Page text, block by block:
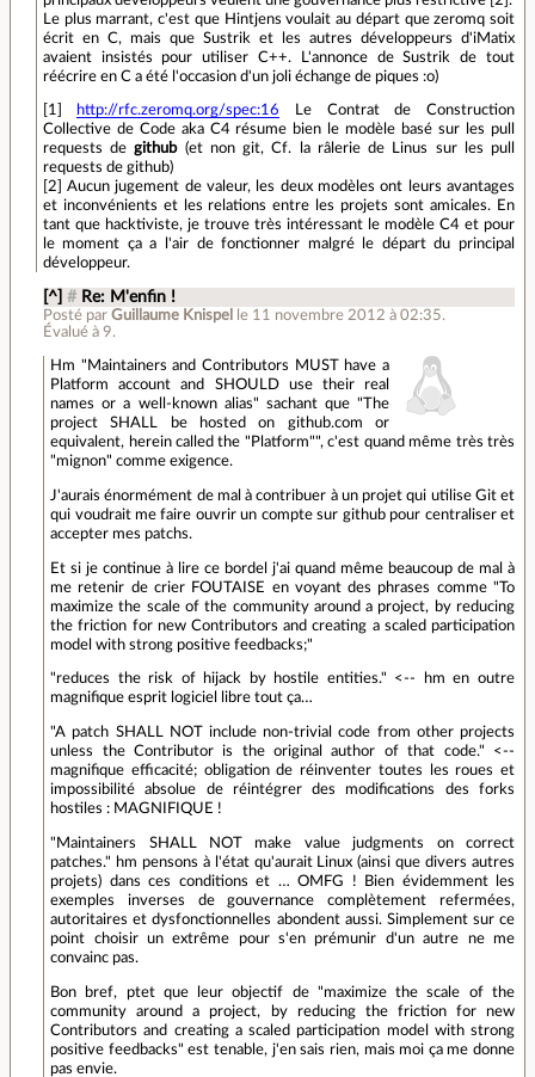
Le plus marrant, c'est que Hintjens voulait au départ que zeromq soit
écrit en C, mais que Sustrik et les autres développeurs d'iMatix
avaient insistés pour utiliser C++. L'annonce de Sustrik de tout
réécrire en C a été l'occasion d'un joli échange de piques :o)
[1] http://rfc.zeromq.org/spec:16
Le Contrat de Construction
Collective de Code aka C4 résume bien le modèle basé sur les pull
requests degithub(et non git, Cf. la râlerie de Linus sur les pull
requests de github)
[2] Aucun jugement de valeur, les deux modèles ont leurs avantages
et inconvénients et les relations entre les projets sont amicales. En
tant que hacktiviste, je trouve très intéressant le modèle C4 et pour
le moment ça a l'air de fonctionner malgré le départ du principal
développeur.
[^] # Re: M'enfin !
Posté parGuillaume Knispel le 11 novembre 2012 à 02:35.
Évalué à9.
Hm "Maintainers and Contributors MUST have a
Platform account and SHOULD use their real
names or a well-known alias" sachant que "The
project SHALL be hosted on github.com or
equivalent, herein called the "Platform"", c'est quand même très très
"mignon" comme exigence.
J'aurais énormément de mal à contribuer à un projet qui utilise Git et
qui voudrait me faire ouvrir un compte sur github pour centraliser et
accepter mes patchs.
Et si je continue à lire ce bordel j'ai quand même beaucoup de mal à
me retenir de crier FOUTAISE en voyant des phrases comme "To
maximize the scale of the community around a project, by reducing
the friction for new Contributors and creating a scaled participation
model with strong positive feedbacks;"
"reduces the risk of hijack by hostile entities." <-- hm en outre
magnifique esprit logiciel libre tout ça…
"A patch SHALL NOT include non-trivial code from other projects
unless the Contributor is the original author of that code." <--
magnifique efficacité; obligation de réinventer toutes les roues et
impossibilité absolue de réintégrer des modifications des forks
hostiles : MAGNIFIQUE !
"Maintainers SHALL NOT make value judgments on correct
patches." hm pensons à l'état qu'aurait Linux (ainsi que divers autres
projets) dans ces conditions et … OMFG ! Bien évidemment les
exemples inverses de gouvernance complètement refermées,
autoritaires et dysfonctionnelles abondent aussi. Simplement sur ce
point choisir un extrême pour s'en prémunir d'un autre ne me
convainc pas.
Bon bref, ptet que leur objectif de "maximize the scale of the
community around a project, by reducing the friction for new
Contributors and creating a scaled participation model with strong
positive feedbacks" est tenable, j'en sais rien, mais moi ça me donne
pas envie.